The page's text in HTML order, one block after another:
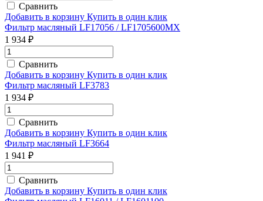
Сравнить
Добавить в корзину Купить в один клик
Фильтр масляный LF17056 / LF1705600MX
1 934 ₽
Сравнить
Добавить в корзину Купить в один клик
Фильтр масляный LF3783
1 934 ₽
Сравнить
Добавить в корзину Купить в один клик
Фильтр масляный LF3664
1 941 ₽
Сравнить
Добавить в корзину Купить в один клик